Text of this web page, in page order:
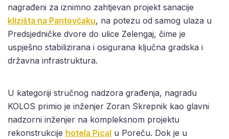
nagrađeni za iznimno zahtjevan projekt sanacije
klizišta na Pantovčaku, na potezu od samog ulaza u
Predsjedničke dvore do ulice Zelengaj, čime je
uspješno stabilizirana i osigurana ključna gradska i
državna infrastruktura.
U kategoriji stručnog nadzora građenja, nagradu
KOLOS primio je inženjer Zoran Skrepnik kao glavni
nadzorni inženjer na kompleksnom projektu
rekonstrukcije hotela Pical u Poreču. Dok je u